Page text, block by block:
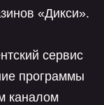
«Дикси».
сервис
программы
каналом